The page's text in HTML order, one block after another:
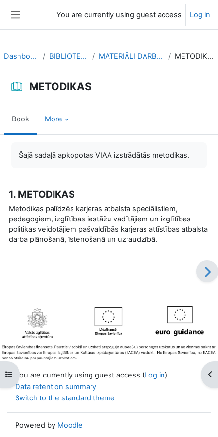
You are currently using guest access Log in
Open course index
Dashboard BIBLIOTEKA MATERIĀLI DARBAM METODIKAS
METODIKAS
Book More
Šajā sadaļā apkopotas VIAA izstrādātās metodikas.
1. METODIKAS
Metodikas palīdzēs karjeras atbalsta speciālistiem,
pedagogiem, izglītības iestāžu vadītājiem un izglītības
politikas veidotājiem pašvaldībās karjeras attīstības atbalsta
darba plānošanā, īstenošanā un uzraudzībā.
You are currently using guest access (Log in)
Data retention summary
Switch to the standard theme
Powered by Moodle